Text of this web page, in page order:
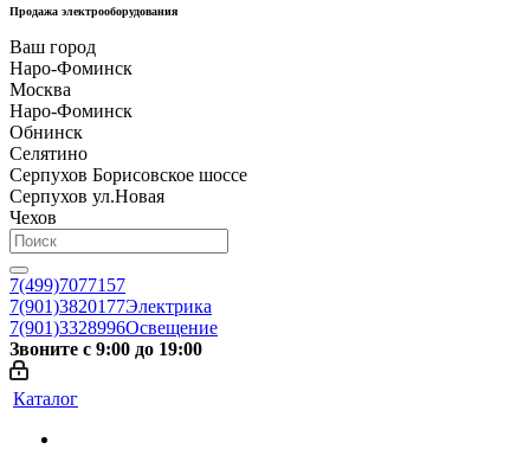
Продажа электрооборудования
Ваш город
Наро-Фоминск
Москва
Наро-Фоминск
Обнинск
Селятино
Серпухов Борисовское шоссе
Серпухов ул.Новая
Чехов
7(499)7077157
7(901)3820177Электрика
7(901)3328996Освещение
Звоните с 9:00 до 19:00
Каталог